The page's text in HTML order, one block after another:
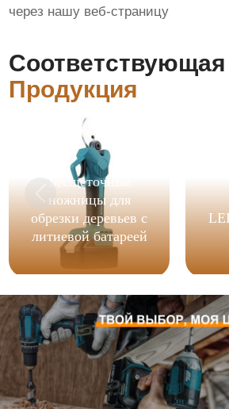
через нашу веб-страницу
Соответствующая
Продукция
Бесщеточные
ножницы для
обрезки деревьев с
литиевой батареей